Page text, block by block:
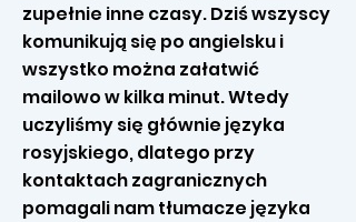
zupełnie inne czasy. Dziś wszyscy
komunikują się po angielsku i
wszystko można załatwić
mailowo w kilka minut. Wtedy
uczyliśmy się głównie języka
rosyjskiego, dlatego przy
kontaktach zagranicznych
pomagali nam tłumacze języka